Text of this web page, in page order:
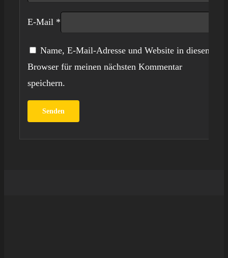
E-Mail *
Name, E-Mail-Adresse und Website in diesem
Browser für meinen nächsten Kommentar
speichern.